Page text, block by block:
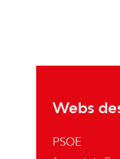
Webs
PSOE